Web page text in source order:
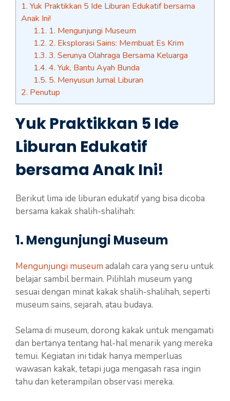
1. Yuk Praktikkan 5 Ide Liburan Edukatif bersama
Anak Ini!
1.1. 1. Mengunjungi Museum
1.2. 2. Eksplorasi Sains: Membuat Es Krim
1.3. 3. Serunya Olahraga Bersama Keluarga
1.4. 4. Yuk, Bantu Ayah Bunda
1.5. 5. Menyusun Jurnal Liburan
2. Penutup
Yuk Praktikkan 5 Ide
Liburan Edukatif
bersama Anak Ini!
Berikut lima ide liburan edukatif yang bisa dicoba
bersama kakak shalih-shalihah:
1. Mengunjungi Museum
Mengunjungi museum adalah cara yang seru untuk
belajar sambil bermain. Pilihlah museum yang
sesuai dengan minat kakak shalih-shalihah, seperti
museum sains, sejarah, atau budaya.
Selama di museum, dorong kakak untuk mengamati
dan bertanya tentang hal-hal menarik yang mereka
temui. Kegiatan ini tidak hanya memperluas
wawasan kakak, tetapi juga mengasah rasa ingin
tahu dan keterampilan observasi mereka.